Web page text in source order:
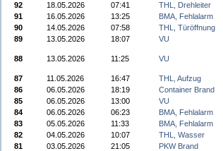
92
18.05.2026 07:41 THL, Drehleiter
91
16.05.2026 13:25 BMA, Fehlalarm
90
14.05.2026 07:58 THL, Türöffnung
89
13.05.2026 18:07 VU
88
13.05.2026 11:25 VU
87
11.05.2026 16:47 THL, Aufzug
86
06.05.2026 18:19 Container Brand
85
06.05.2026 13:00 VU
84
06.05.2026 06:23 BMA, Fehlalarm
83
05.05.2026 11:33 BMA, Fehlalarm
82
04.05.2026 10:07 THL, Wasser
81
03.05.2026 21:05 PKW Brand